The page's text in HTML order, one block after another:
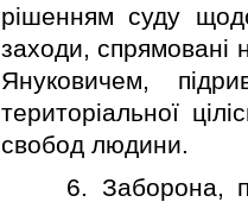
рiшенням суду
заходи, спрямованi
Януковичем,
територiальної
свобод людини.
6. Заборона,